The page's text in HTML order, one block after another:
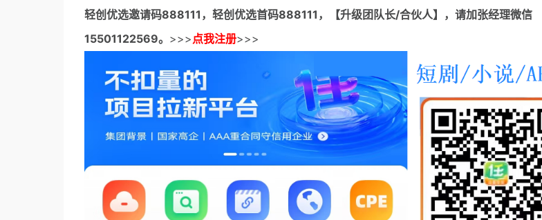
轻创优选邀请码888111， 轻创优选首码888111，【升级团队长/合伙人】，请加张经理微信
15501122569。 >>>点我注册>>>